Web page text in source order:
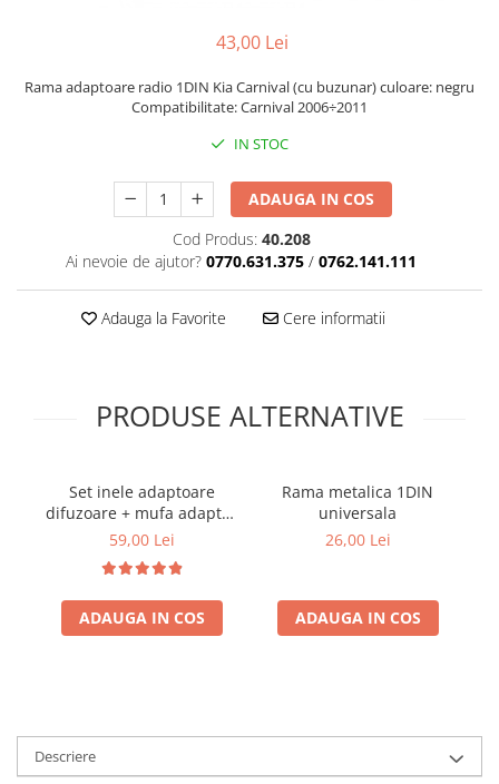
43,00 Lei
Rama adaptoare radio 1DIN Kia Carnival (cu buzunar) culoare: negru
Compatibilitate: Carnival 2006÷2011
IN STOC
ADAUGA IN COS
Cod Produs: 40.208
Ai nevoie de ajutor? 0770.631.375 / 0762.141.111
Adauga la Favorite Cere informatii
PRODUSE ALTERNATIVE
Set inele adaptoare
difuzoare + mufa adaptor
difuzor VW Golf IV
59,00 Lei
ADAUGA IN COS
Rama metalica 1DIN
universala
26,00 Lei
ADAUGA IN COS
Descriere